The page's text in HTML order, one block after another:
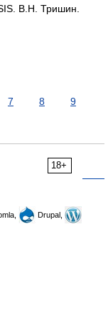
В.Н. Тришин.
7 8
9
18+
Drupal,